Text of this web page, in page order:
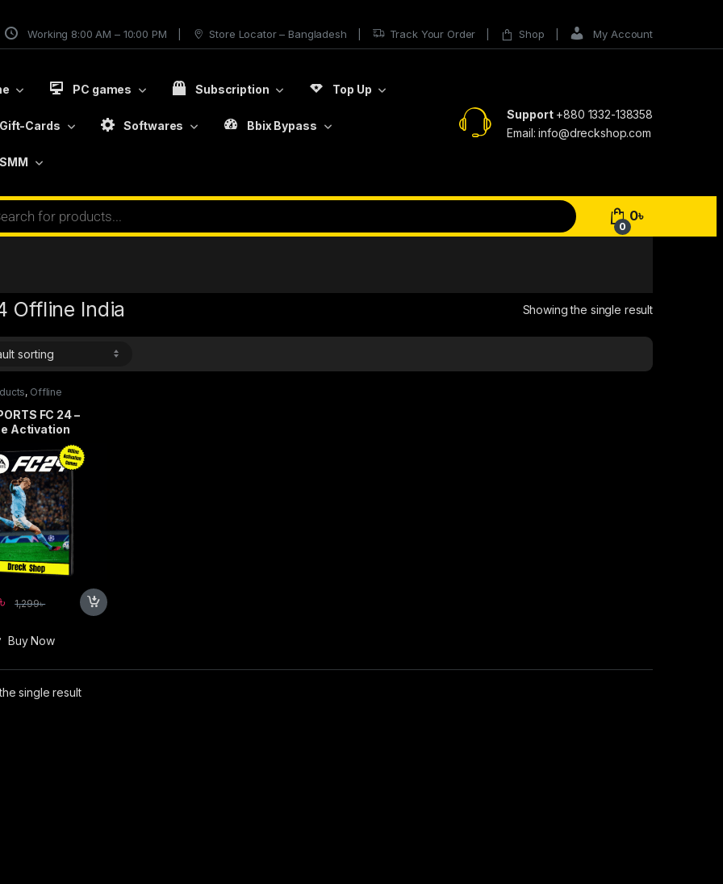
Working 8:00 AM – 10:00 PM Store Locator – Bangladesh Track Your Order Shop My Account
PC games Subscription Top Up
Gift-Cards Softwares Bbix Bypass
SMM
Support+880 1332-138358
Email: info@dreckshop.com
0
0৳
Offline India Showing the single result
, Offline
FC 24 –
Activation
৳ 1,299৳
Buy Now
single result